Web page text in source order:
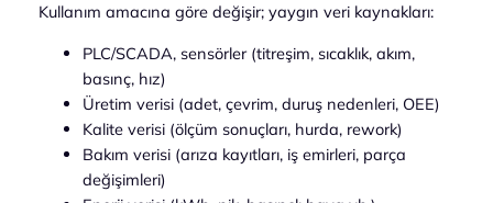
Kullanım amacına göre değişir; yaygın veri kaynakları:
PLC/SCADA, sensörler (titreşim, sıcaklık, akım,
basınç, hız)
Üretim verisi (adet, çevrim, duruş nedenleri, OEE)
Kalite verisi (ölçüm sonuçları, hurda, rework)
Bakım verisi (arıza kayıtları, iş emirleri, parça
değişimleri)